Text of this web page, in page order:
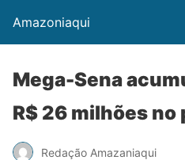
Amazoniaqui
Mega-Sena
R$ 26 milhões no
Redação Amazaniaqui